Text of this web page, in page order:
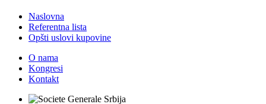
Naslovna
Referentna lista
Opšti uslovi kupovine
O nama
Kongresi
Kontakt